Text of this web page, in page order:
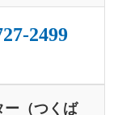
2499
ー（つくば